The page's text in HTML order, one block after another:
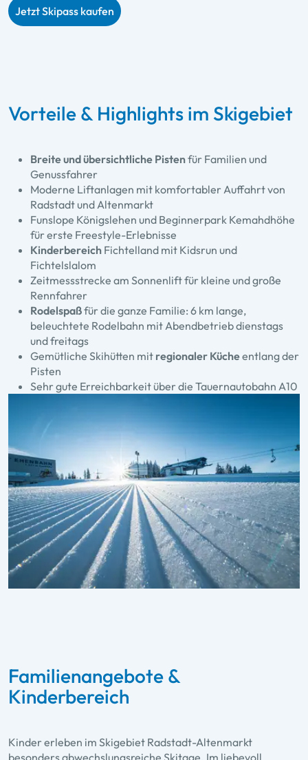
Jetzt Skipass kaufen
Vorteile & Highlights im Skigebiet
Breite und übersichtliche Pistenfür Familien und
Genussfahrer
Moderne Liftanlagen mit komfortabler Auffahrt von
Radstadt und Altenmarkt
Funslope Königslehen und Beginnerpark Kemahdhöhe
für erste Freestyle-Erlebnisse
Kinderbereich Fichtelland mit Kidsrun und
Fichtelslalom
Zeitmessstrecke am Sonnenlift für kleine und große
Rennfahrer
Rodelspaßfür die ganze Familie: 6 km lange,
beleuchtete Rodelbahn mit Abendbetrieb dienstags
und freitags
Gemütliche Skihütten mit regionaler Kücheentlang der
Pisten
Sehr gute Erreichbarkeit über die Tauernautobahn A10
Familienangebote &
Kinderbereich
Kinder erleben im Skigebiet Radstadt-Altenmarkt